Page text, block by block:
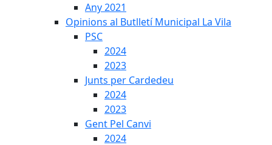
Any 2021
Opinions al Butlletí Municipal La Vila
PSC
2024
2023
Junts per Cardedeu
2024
2023
Gent Pel Canvi
2024